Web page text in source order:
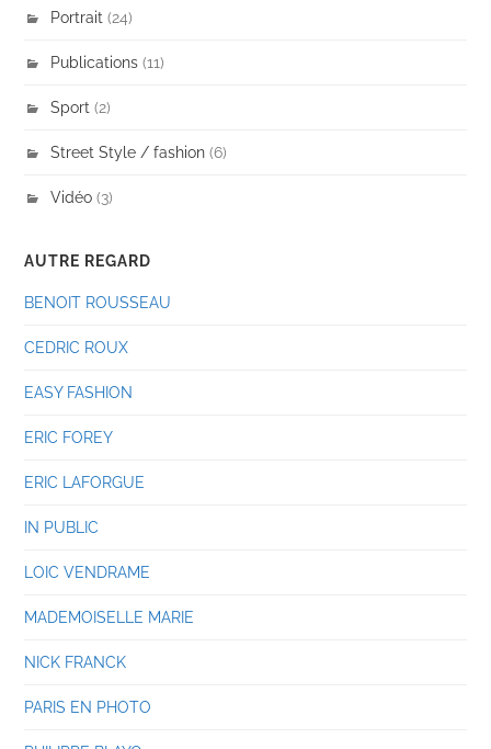
Portrait (24)
Publications (11)
Sport (2)
Street Style / fashion (6)
Vidéo (3)
AUTRE REGARD
BENOIT ROUSSEAU
CEDRIC ROUX
EASY FASHION
ERIC FOREY
ERIC LAFORGUE
IN PUBLIC
LOIC VENDRAME
MADEMOISELLE MARIE
NICK FRANCK
PARIS EN PHOTO